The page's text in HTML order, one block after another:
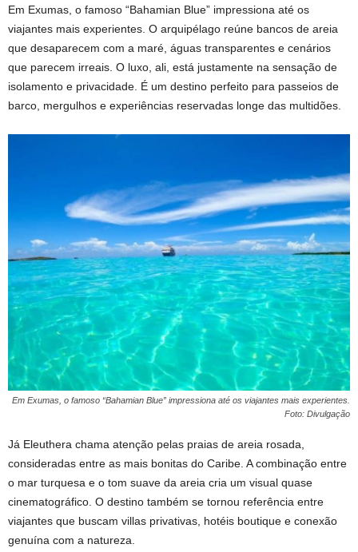
Em Exumas, o famoso “Bahamian Blue” impressiona até os
viajantes mais experientes. O arquipélago reúne bancos de areia
que desaparecem com a maré, águas transparentes e cenários
que parecem irreais. O luxo, ali, está justamente na sensação de
isolamento e privacidade. É um destino perfeito para passeios de
barco, mergulhos e experiências reservadas longe das multidões.
Em Exumas, o famoso “Bahamian Blue” impressiona até os viajantes mais experientes.
Foto: Divulgação
Já Eleuthera chama atenção pelas praias de areia rosada,
consideradas entre as mais bonitas do Caribe. A combinação entre
o mar turquesa e o tom suave da areia cria um visual quase
cinematográfico. O destino também se tornou referência entre
viajantes que buscam villas privativas, hotéis boutique e conexão
genuína com a natureza.